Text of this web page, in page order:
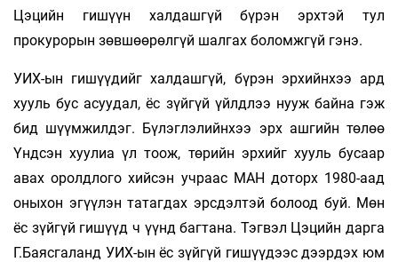
Цэцийн гишүүн халдашгүй бүрэн эрхтэй тул
прокурорын зөвшөөрөлгүй шалгах боломжгүй гэнэ.
УИХ-ын гишүүдийг халдашгүй, бүрэн эрхийнхээ ард
хууль бус асуудал, ёс зүйгүй үйлдлээ нууж байна гэж
бид шүүмжилдэг. Бүлэглэлийнхээ эрх ашгийн төлөө
Үндсэн хуулиа үл тоож, төрийн эрхийг хууль бусаар
авах оролдлого хийсэн учраас МАН доторх 1980-аад
оныхон эгүүлэн татагдах эрсдэлтэй болоод буй. Мөн
ёс зүйгүй гишүүд ч үүнд багтана. Тэгвэл Цэцийн дарга
Г.Баясгаланд УИХ-ын ёс зүйгүй гишүүдээс дээрдэх юм